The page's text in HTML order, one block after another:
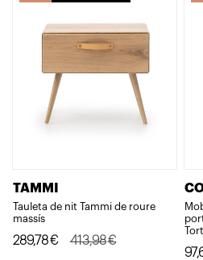
TAMMI
Tauleta de nit Tammi de roure
massís
413,98€
El
289,78€
El
El
El